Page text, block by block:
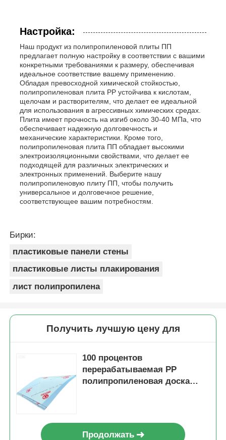
Настройка:
Наш продукт из полипропиленовой плиты ПП
предлагает полную настройку в соответствии с вашими
конкретными требованиями к размеру, обеспечивая
идеальное соответствие вашему применению.
Обладая превосходной химической стойкостью,
полипропиленовая плита PP устойчива к кислотам,
щелочам и растворителям, что делает ее идеальной
для использования в агрессивных химических средах.
Плита имеет прочность на изгиб около 30-40 МПа, что
обеспечивает надежную долговечность и
механические характеристики. Кроме того,
полипропиленовая плита ПП обладает высокими
электроизоляционными свойствами, что делает ее
подходящей для различных электрических и
электронных применений. Выберите нашу
полипропиленовую плиту ПП, чтобы получить
универсальное и долговечное решение,
соответствующее вашим потребностям.
Бирки:
пластиковые панели стены
пластиковые листы плакирования
лист полипропилена
Получить лучшую цену для
100 процентов
перерабатываемая PP
полипропиленовая доска
Продолжать